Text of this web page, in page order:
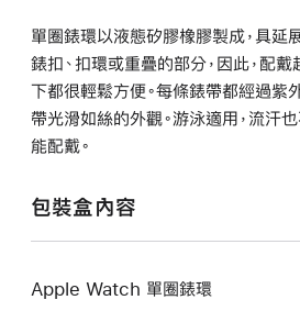
單圈錶環以液態矽膠橡膠製成，具延
錶扣、扣環或重疊的部分，因此，配
下都很輕鬆方便。每條錶帶都經過紫
帶光滑如絲的外觀。游泳適用，流汗
能配戴。
包裝盒內容
Apple Watch 單圈錶環